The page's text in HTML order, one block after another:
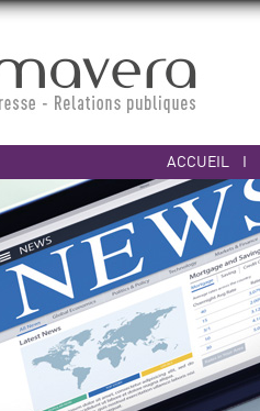
ACCUEIL I